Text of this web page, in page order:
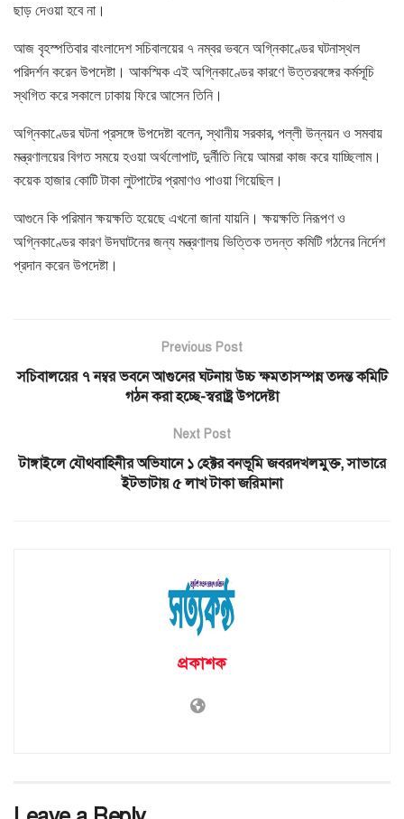
ছাড় দেওয়া হবে না।
আজ বৃহস্পতিবার বাংলাদেশ সচিবালয়ের ৭ নম্বর ভবনে অগ্নিকাণ্ডের ঘটনাস্থল
পরিদর্শন করেন উপদেষ্টা। আকস্মিক এই অগ্নিকাণ্ডের কারণে উত্তরবঙ্গের কর্মসূচি
স্থগিত করে সকালে ঢাকায় ফিরে আসেন তিনি।
অগ্নিকাণ্ডের ঘটনা প্রসঙ্গে উপদেষ্টা বলেন, স্থানীয় সরকার, পল্লী উন্নয়ন ও সমবায়
মন্ত্রণালয়ের বিগত সময়ে হওয়া অর্থলোপাট, দুর্নীতি নিয়ে আমরা কাজ করে যাচ্ছিলাম।
কয়েক হাজার কোটি টাকা লুটপাটের প্রমাণও পাওয়া গিয়েছিল।
আগুনে কি পরিমান ক্ষয়ক্ষতি হয়েছে এখনো জানা যায়নি। ক্ষয়ক্ষতি নিরূপণ ও
অগ্নিকাণ্ডের কারণ উদঘাটনের জন্য মন্ত্রণালয় ভিত্তিক তদন্ত কমিটি গঠনের নির্দেশ
প্রদান করেন উপদেষ্টা।
Previous Post
সচিবালয়ের ৭ নম্বর ভবনে আগুনের ঘটনায় উচ্চ ক্ষমতাসম্পন্ন তদন্ত কমিটি
গঠন করা হচ্ছে-স্বরাষ্ট্র উপদেষ্টা
Next Post
টাঙ্গাইলে যৌথবাহিনীর অভিযানে ১ হেক্টর বনভূমি জবরদখলমুক্ত, সাভারে
ইটভাটায় ৫ লাখ টাকা জরিমানা
প্রকাশক